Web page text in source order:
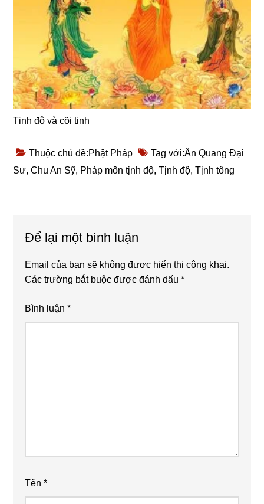
Tịnh độ và cõi tịnh
Thuộc chủ đề:Phật Pháp Tag với:Ấn Quang Đại
Sư,Chu An Sỹ, Pháp môn tịnh độ,Tịnh độ,Tịnh tông
Interactions
Để lại một bình luận
Email của bạn sẽ không được hiển thị công khai.
Các trường bắt buộc được đánh dấu*
Bình luận*
Tên*